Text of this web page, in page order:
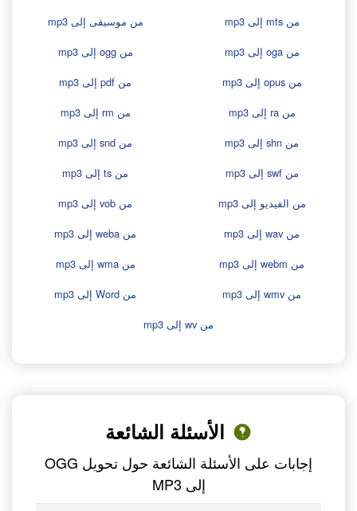
من mts إلى mp3
من موسيقى إلى mp3
من oga إلى mp3
من ogg إلى mp3
من opus إلى mp3
من pdf إلى mp3
من ra إلى mp3
من rm إلى mp3
من shn إلى mp3
من snd إلى mp3
من swf إلى mp3
من ts إلى mp3
من الفيديو إلى mp3
من vob إلى mp3
من wav إلى mp3
من weba إلى mp3
من webm إلى mp3
من wma إلى mp3
من wmv إلى mp3
من Word إلى mp3
من wv إلى mp3
الأسئلة الشائعة
إجابات على الأسئلة الشائعة حول تحويل OGG
إلى MP3